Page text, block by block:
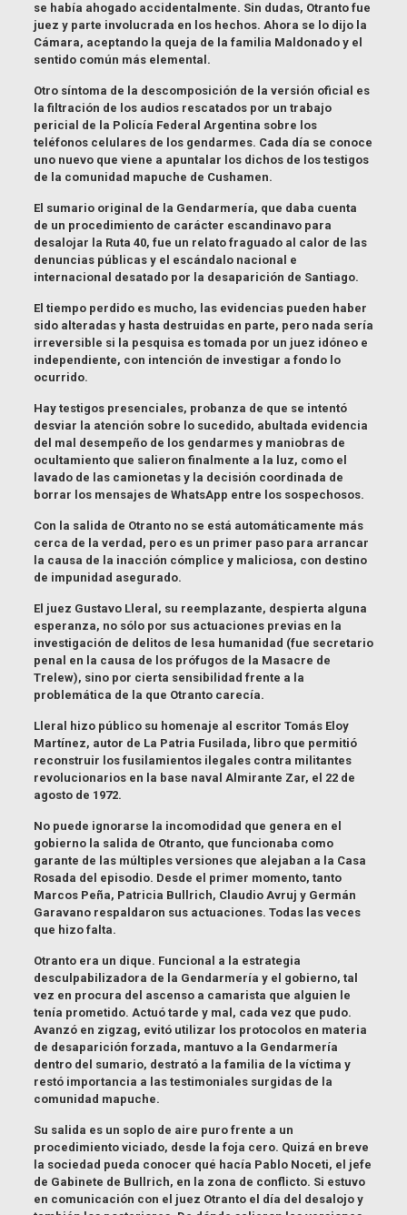
se había ahogado accidentalmente. Sin dudas, Otranto fue
juez y parte involucrada en los hechos. Ahora se lo dijo la
Cámara, aceptando la queja de la familia Maldonado y el
sentido común más elemental.
Otro síntoma de la descomposición de la versión oficial es
la filtración de los audios rescatados por un trabajo
pericial de la Policía Federal Argentina sobre los
teléfonos celulares de los gendarmes. Cada día se conoce
uno nuevo que viene a apuntalar los dichos de los testigos
de la comunidad mapuche de Cushamen.
El sumario original de la Gendarmería, que daba cuenta
de un procedimiento de carácter escandinavo para
desalojar la Ruta 40, fue un relato fraguado al calor de las
denuncias públicas y el escándalo nacional e
internacional desatado por la desaparición de Santiago.
El tiempo perdido es mucho, las evidencias pueden haber
sido alteradas y hasta destruidas en parte, pero nada sería
irreversible si la pesquisa es tomada por un juez idóneo e
independiente, con intención de investigar a fondo lo
ocurrido.
Hay testigos presenciales, probanza de que se intentó
desviar la atención sobre lo sucedido, abultada evidencia
del mal desempeño de los gendarmes y maniobras de
ocultamiento que salieron finalmente a la luz, como el
lavado de las camionetas y la decisión coordinada de
borrar los mensajes de WhatsApp entre los sospechosos.
Con la salida de Otranto no se está automáticamente más
cerca de la verdad, pero es un primer paso para arrancar
la causa de la inacción cómplice y maliciosa, con destino
de impunidad asegurado.
El juez Gustavo Lleral, su reemplazante, despierta alguna
esperanza, no sólo por sus actuaciones previas en la
investigación de delitos de lesa humanidad (fue secretario
penal en la causa de los prófugos de la Masacre de
Trelew), sino por cierta sensibilidad frente a la
problemática de la que Otranto carecía.
Lleral hizo público su homenaje al escritor Tomás Eloy
Martínez, autor de La Patria Fusilada, libro que permitió
reconstruir los fusilamientos ilegales contra militantes
revolucionarios en la base naval Almirante Zar, el 22 de
agosto de 1972.
No puede ignorarse la incomodidad que genera en el
gobierno la salida de Otranto, que funcionaba como
garante de las múltiples versiones que alejaban a la Casa
Rosada del episodio. Desde el primer momento, tanto
Marcos Peña, Patricia Bullrich, Claudio Avruj y Germán
Garavano respaldaron sus actuaciones. Todas las veces
que hizo falta.
Otranto era un dique. Funcional a la estrategia
desculpabilizadora de la Gendarmería y el gobierno, tal
vez en procura del ascenso a camarista que alguien le
tenía prometido. Actuó tarde y mal, cada vez que pudo.
Avanzó en zigzag, evitó utilizar los protocolos en materia
de desaparición forzada, mantuvo a la Gendarmería
dentro del sumario, destrató a la familia de la víctima y
restó importancia a las testimoniales surgidas de la
comunidad mapuche.
Su salida es un soplo de aire puro frente a un
procedimiento viciado, desde la foja cero. Quizá en breve
la sociedad pueda conocer qué hacía Pablo Noceti, el jefe
de Gabinete de Bullrich, en la zona de conflicto. Si estuvo
en comunicación con el juez Otranto el día del desalojo y